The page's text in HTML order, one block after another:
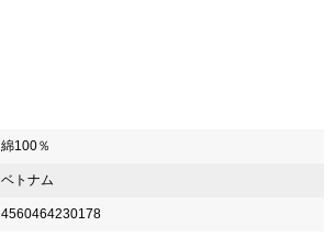
綿100％
ベトナム
4560464230178